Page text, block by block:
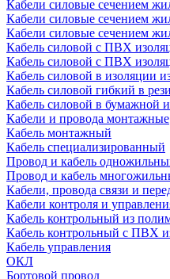
Кабели силовые сечением
Кабели силовые сечением
Кабели силовые сечением
Кабель силовой с ПВХ
Кабель силовой с ПВХ
Кабель силовой в изоляции
Кабель силовой гибкий в
Кабель силовой в бумажной
Кабели и провода монтажные
Кабель монтажный
Кабель специализированный
Провод и кабель
Провод и кабель
Кабели, провода связи и
Кабели контроля и
Кабель контрольный из
Кабель контрольный с ПВХ
Кабель управления
ОКЛ
Бортовой провод